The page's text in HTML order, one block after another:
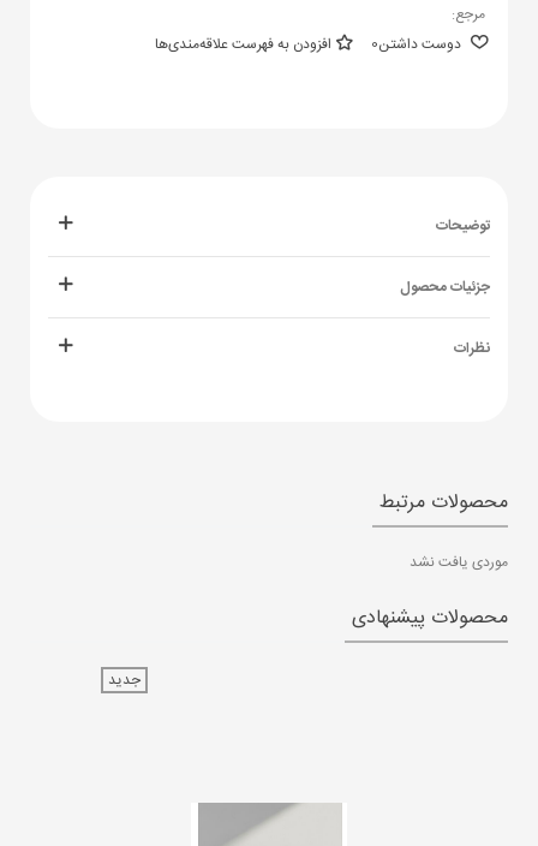
مرجع:
دوست داشتن0 افزودن به فهرست علاقه‌مندی‌ها
توضیحات
جزئیات محصول
نظرات
محصولات مرتبط
موردی یافت نشد
محصولات پیشنهادی
جدید